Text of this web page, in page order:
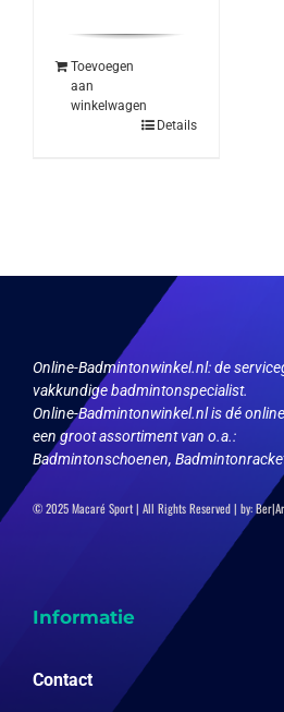
Toevoegen
aan
winkelwagen
Details
Online-Badmintonwinkel.nl:de
vakkundige badmintonspecialist.
Online-Badmintonwinkel.nl is dé
een groot assortiment van o.a.:
Badmintonschoenen,
© 2025 Macaré Sport | All Rights Reserved | by:
Informatie
Contact